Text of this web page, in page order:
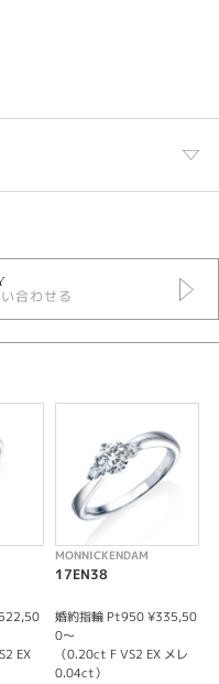
にシンプルさの中にさりげない
ムダイヤモンドとは?
ステルダムで設立され、現在は
ヤモンドブランドです。
合わせる
EX
MONNICKENDAM
17EN38
婚約指輪 Pt950 ¥335,50
0～
（0.20ct F VS2 EX メレ
0.04ct）